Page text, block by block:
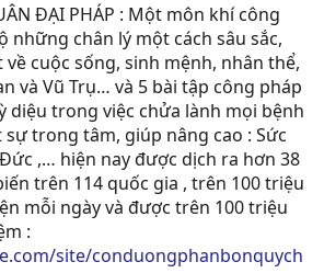
ĐẠI PHÁP : Một môn khí công
chân lý một cách sâu sắc,
cuộc sống, sinh mệnh, nhân thể,
và Vũ Trụ… và 5 bài tập công pháp
diệu trong việc chửa lành mọi bệnh
trong tâm, giúp nâng cao : Sức
,… hiện nay được dịch ra hơn 38
trên 114 quốc gia , trên 100 triệu
mỗi ngày và được trên 100 triệu
:
site/conduongphanbonquych